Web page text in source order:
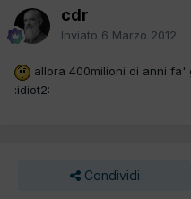
cdr
Inviato 6 Marzo 2012
allora 400milioni di anni
:idiot2:
Condividi